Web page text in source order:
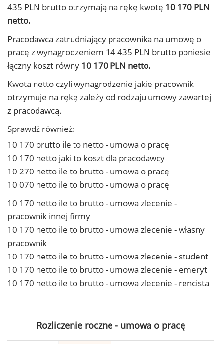
435 PLN brutto otrzymają na rękę kwotę 10 170 PLN
netto.
Pracodawca zatrudniający pracownika na umowę o
pracę z wynagrodzeniem 14 435 PLN brutto poniesie
łączny koszt równy 10 170 PLN netto.
Kwota netto czyli wynagrodzenie jakie pracownik
otrzymuje na rękę zależy od rodzaju umowy zawartej
z pracodawcą.
Sprawdź również:
10 170 brutto ile to netto - umowa o pracę
10 170 netto jaki to koszt dla pracodawcy
10 270 netto ile to brutto - umowa o pracę
10 070 netto ile to brutto - umowa o pracę
10 170 netto ile to brutto - umowa zlecenie -
pracownik innej firmy
10 170 netto ile to brutto - umowa zlecenie - własny
pracownik
10 170 netto ile to brutto - umowa zlecenie - student
10 170 netto ile to brutto - umowa zlecenie - emeryt
10 170 netto ile to brutto - umowa zlecenie - rencista
Rozliczenie roczne - umowa o pracę